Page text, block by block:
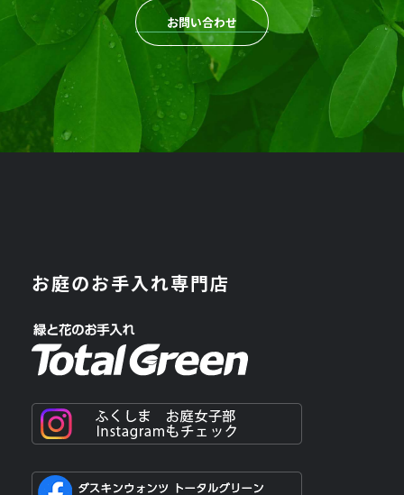
お問い合わせ
お庭のお手入れ専門店